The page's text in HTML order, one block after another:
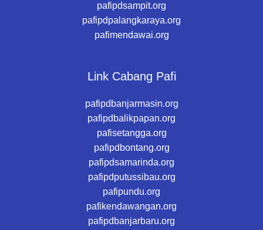
pafipdsampit.org
pafipdpalangkaraya.org
pafimendawai.org
Link Cabang Pafi
pafipdbanjarmasin.org
pafipdbalikpapan.org
pafisetangga.org
pafipdbontang.org
pafipdsamarinda.org
pafipdputussibau.org
pafipundu.org
pafikendawangan.org
pafipdbanjarbaru.org